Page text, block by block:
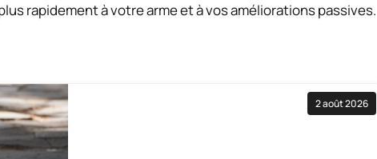
rapidement à votre arme et à vos améliorations passives.
2 août 2026